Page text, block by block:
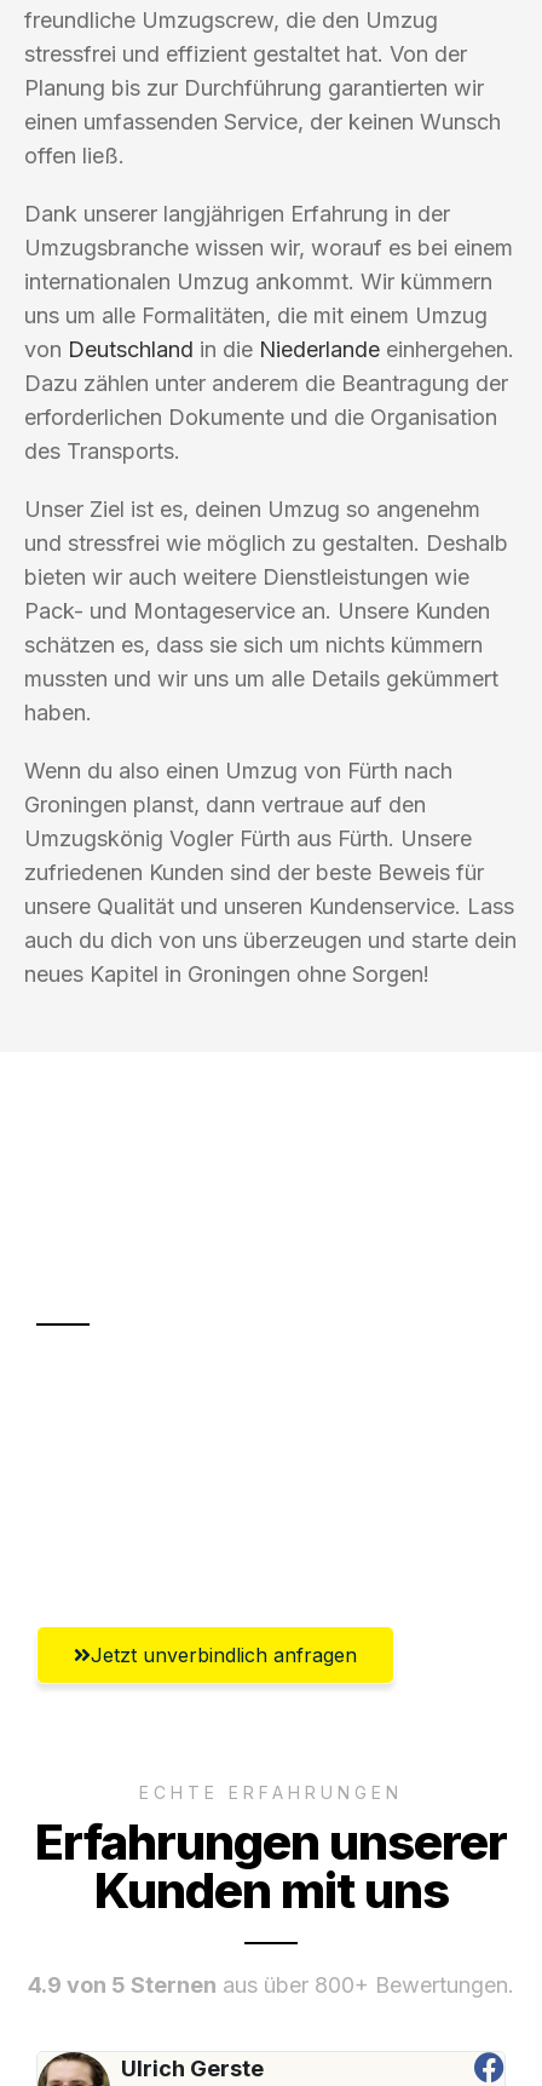
freundliche Umzugscrew, die den Umzug
stressfrei und effizient gestaltet hat. Von der
Planung bis zur Durchführung garantierten wir
einen umfassenden Service, der keinen Wunsch
offen ließ.
Dank unserer langjährigen Erfahrung in der
Umzugsbranche wissen wir, worauf es bei einem
internationalen Umzug ankommt. Wir kümmern
uns um alle Formalitäten, die mit einem Umzug
von Deutschland in die Niederlande einhergehen.
Dazu zählen unter anderem die Beantragung der
erforderlichen Dokumente und die Organisation
des Transports.
Unser Ziel ist es, deinen Umzug so angenehm
und stressfrei wie möglich zu gestalten. Deshalb
bieten wir auch weitere Dienstleistungen wie
Pack- und Montageservice an. Unsere Kunden
schätzen es, dass sie sich um nichts kümmern
mussten und wir uns um alle Details gekümmert
haben.
Wenn du also einen Umzug von Fürth nach
Groningen planst, dann vertraue auf den
Umzugskönig Vogler Fürth aus Fürth. Unsere
zufriedenen Kunden sind der beste Beweis für
unsere Qualität und unseren Kundenservice. Lass
auch du dich von uns überzeugen und starte dein
neues Kapitel in Groningen ohne Sorgen!
Jetzt unverbindlich anfragen
ECHTE ERFAHRUNGEN
Erfahrungen unserer
Kunden mit uns
4.9 von 5 Sternen aus über 800+ Bewertungen.
Ulrich Gerste